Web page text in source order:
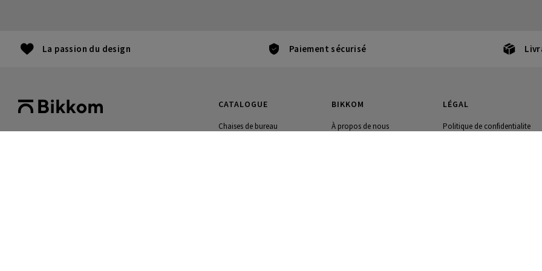
La passion du design Paiement sécurisé
CATALOGUE
Chaises de bureau
BIKKOM
À propos de nous
LÉGAL
Politique de confidentialite